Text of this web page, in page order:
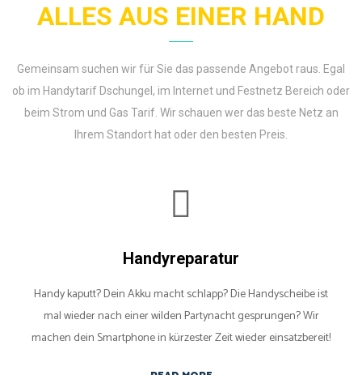
ALLES AUS EINER HAND
Gemeinsam suchen wir für Sie das passende Angebot raus. Egal
ob im Handytarif Dschungel, im Internet und Festnetz Bereich oder
beim Strom und Gas Tarif. Wir schauen wer das beste Netz an
Ihrem Standort hat oder den besten Preis.
Handyreparatur
Handy kaputt? Dein Akku macht schlapp? Die Handyscheibe ist
mal wieder nach einer wilden Partynacht gesprungen? Wir
machen dein Smartphone in kürzester Zeit wieder einsatzbereit!